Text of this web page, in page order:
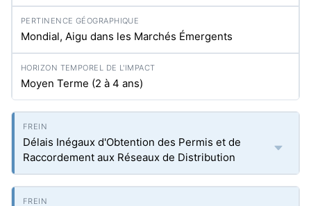
Mondial, Aigu dans les Marchés Émergents
Moyen Terme (2 à 4 ans)
Délais Inégaux d'Obtention des Permis et de
Raccordement aux Réseaux de Distribution